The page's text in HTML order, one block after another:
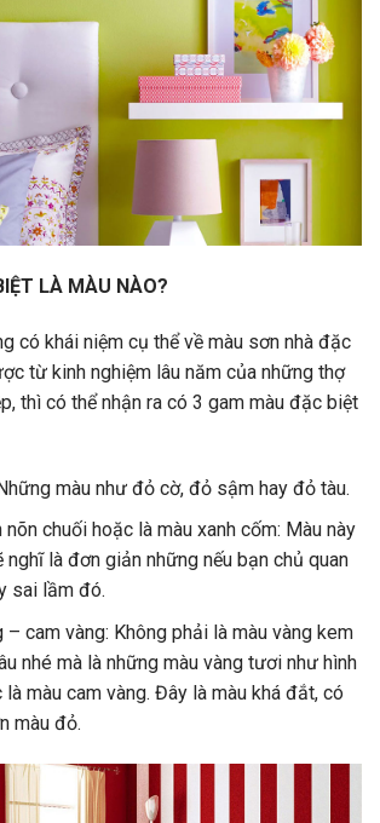
LÀ MÀU NÀO?
có khái niệm cụ thể về màu sơn nhà đặc
từ kinh nghiệm lâu năm của những thợ
thì có thể nhận ra có 3 gam màu đặc biệt
màu như đỏ cờ, đỏ sậm hay đỏ tàu.
nõn chuối hoặc là màu xanh cốm: Màu này
nghĩ là đơn giản những nếu bạn chủ quan
sai lầm đó.
– cam vàng: Không phải là màu vàng kem
nhé mà là những màu vàng tươi như hình
màu cam vàng. Đây là màu khá đắt, có
màu đỏ.